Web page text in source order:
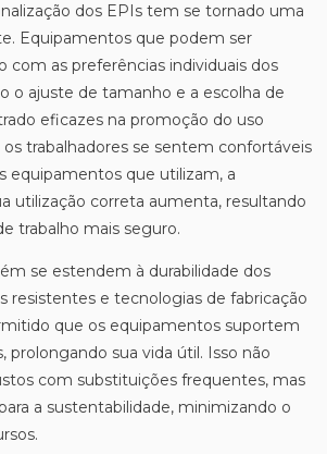
dos EPIs tem se tornado uma
Equipamentos que podem ser
com as preferências individuais dos
o ajuste de tamanho e a escolha de
eficazes na promoção do uso
trabalhadores se sentem confortáveis
equipamentos que utilizam, a
utilização correta aumenta, resultando
trabalho mais seguro.
se estendem à durabilidade dos
resistentes e tecnologias de fabricação
que os equipamentos suportem
prolongando sua vida útil. Isso não
com substituições frequentes, mas
a sustentabilidade, minimizando o